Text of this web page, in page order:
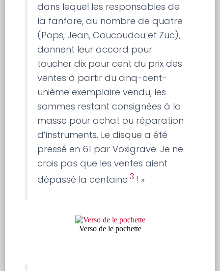
dans lequel les responsables de
la fanfare, au nombre de quatre
(Pops, Jean, Coucoudou et Zuc),
donnent leur accord pour
toucher dix pour cent du prix des
ventes à partir du cinq-cent-
unième exemplaire vendu, les
sommes restant consignées à la
masse pour achat ou réparation
d’instruments. Le disque a été
pressé en 61 par Voxigrave. Je ne
crois pas que les ventes aient
dépassé la centaine 3 ! »
Verso de le pochette